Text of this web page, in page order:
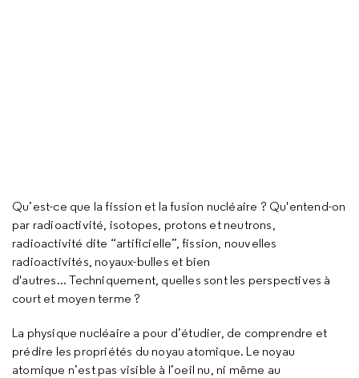
Qu’est-ce que la fission et la fusion nucléaire ? Qu'entend-on
par radioactivité, isotopes, protons et neutrons,
radioactivité dite “artificielle”, fission, nouvelles
radioactivités, noyaux-bulles et bien
d'autres... Techniquement, quelles sont les perspectives à
court et moyen terme ?
La physique nucléaire a pour d’étudier, de comprendre et
prédire les propriétés du noyau atomique. Le noyau
atomique n’est pas visible à l’oeil nu, ni même au